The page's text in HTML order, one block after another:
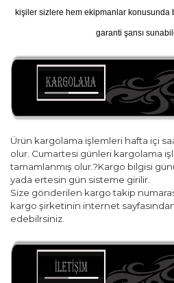
kişiler sizlere hem ekipmanlar konusunda
garanti şansı
Ürün kargolama işlemleri hafta içi
olur. Cumartesi günleri kargolama
tamamlanmış olur.?Kargo bilgisi
yada ertesin gün sisteme girilir.
Size gönderilen kargo takip
kargo şirketinin internet
edebilrsiniz.